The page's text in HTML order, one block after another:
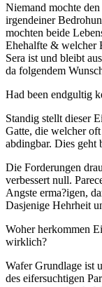
Niemand mochte
irgendeiner
mochten beide
Ehehalfte & welcher
Sera ist und bleibt
da folgendem
Had been endgultig
Standig stellt dieser
Gatte, die welcher
abdingbar. Dies geht
Die Forderungen
verbessert null.
Angste erma?igen,
Dasjenige Hehrheit
Woher herkommen
wirklich?
Wafer Grundlage ist
des eifersuchtigen